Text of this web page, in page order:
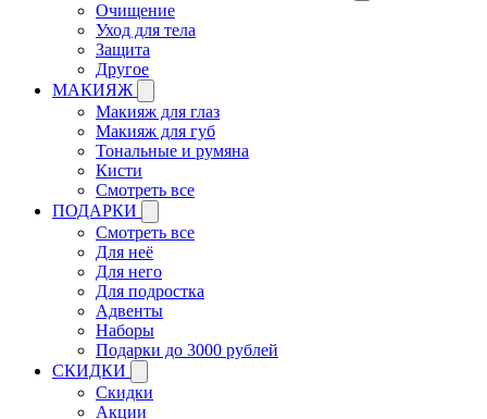
Очищение
Уход для тела
Защита
Другое
МАКИЯЖ
Макияж для глаз
Макияж для губ
Тональные и румяна
Кисти
Смотреть все
ПОДАРКИ
Смотреть все
Для неё
Для него
Для подростка
Адвенты
Наборы
Подарки до 3000 рублей
СКИДКИ
Скидки
Акции